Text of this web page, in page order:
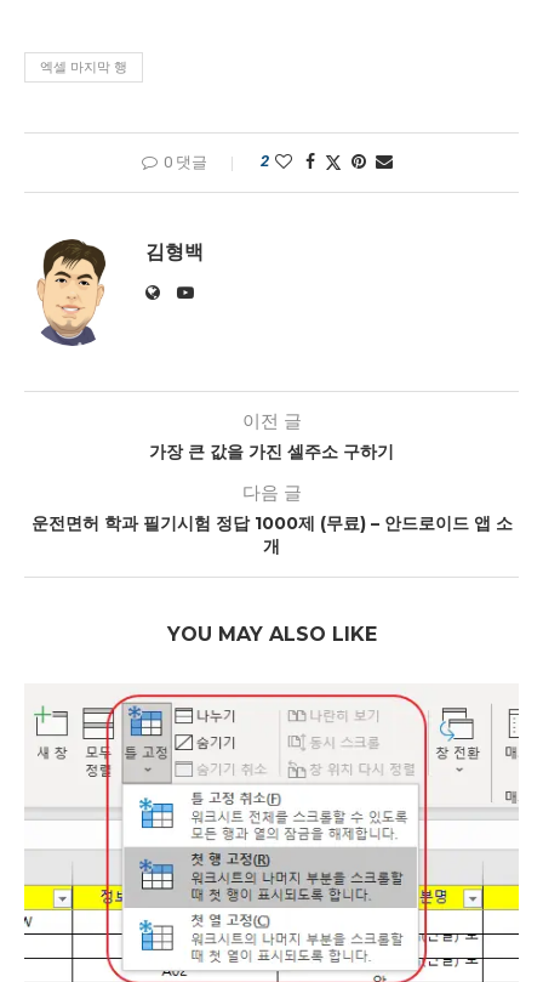
엑셀 마지막 행
0 댓글 2
김형백
이전 글
가장 큰 값을 가진 셀주소 구하기
다음 글
운전면허 학과 필기시험 정답 1000제 (무료) – 안드로이드 앱 소
개
YOU MAY ALSO LIKE